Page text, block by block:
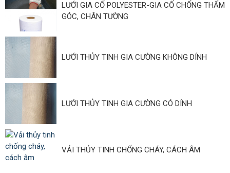
LƯỚI GIA CỐ POLYESTER-GIA CỐ CHỐNG THẤM
GÓC, CHÂN TƯỜNG
LƯỚI THỦY TINH GIA CƯỜNG KHÔNG DÍNH
LƯỚI THỦY TINH GIA CƯỜNG CÓ DÍNH
VẢI THỦY TINH CHỐNG CHÁY, CÁCH ÂM